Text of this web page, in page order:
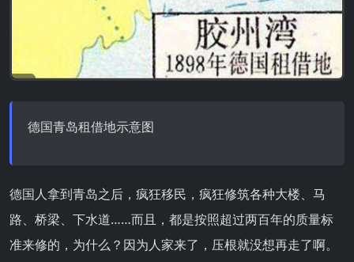
德国青岛租借地示意图
德国人拿到青岛之后，疯狂移民，疯狂修筑各种大楼、马
路、桥梁、下水道……而且，都是按照超过两百年的质量标
准来修的，为什么？因为人家来了，压根就没想再走了啊。